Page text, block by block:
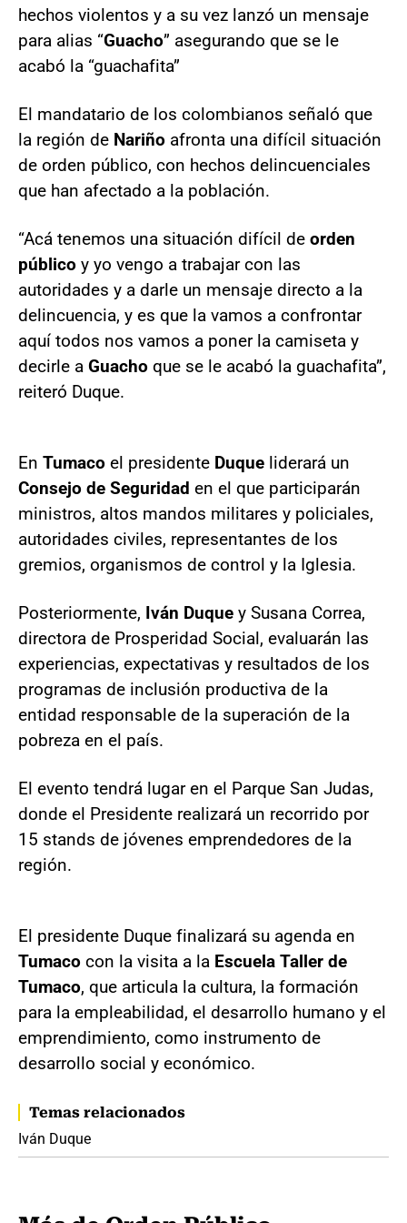
hechos violentos y a su vez lanzó un mensaje
para alias “Guacho” asegurando que se le
acabó la “guachafita”
El mandatario de los colombianos señaló que
la región de Nariño afronta una difícil situación
de orden público, con hechos delincuenciales
que han afectado a la población.
“Acá tenemos una situación difícil de orden
público y yo vengo a trabajar con las
autoridades y a darle un mensaje directo a la
delincuencia, y es que la vamos a confrontar
aquí todos nos vamos a poner la camiseta y
decirle a Guacho que se le acabó la guachafita”,
reiteró Duque.
En Tumaco el presidente Duque liderará un
Consejo de Seguridad en el que participarán
ministros, altos mandos militares y policiales,
autoridades civiles, representantes de los
gremios, organismos de control y la Iglesia.
Posteriormente, Iván Duque y Susana Correa,
directora de Prosperidad Social, evaluarán las
experiencias, expectativas y resultados de los
programas de inclusión productiva de la
entidad responsable de la superación de la
pobreza en el país.
El evento tendrá lugar en el Parque San Judas,
donde el Presidente realizará un recorrido por
15 stands de jóvenes emprendedores de la
región.
El presidente Duque finalizará su agenda en
Tumaco con la visita a la Escuela Taller de
Tumaco, que articula la cultura, la formación
para la empleabilidad, el desarrollo humano y el
emprendimiento, como instrumento de
desarrollo social y económico.
Temas relacionados
Iván Duque